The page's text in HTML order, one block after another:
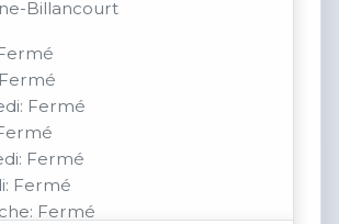
Billancourt
Fermé
Fermé
Fermé
Fermé